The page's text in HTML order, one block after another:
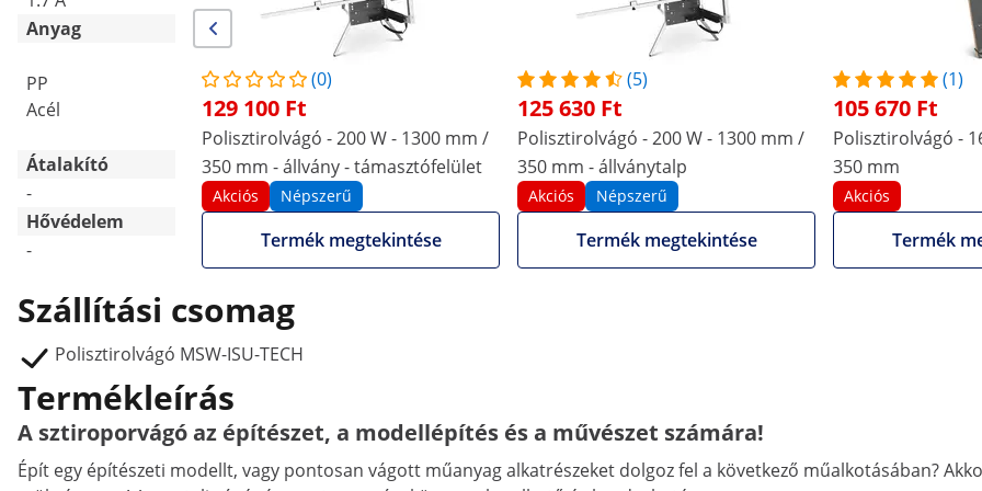
Anyag
PP
Acél
Alumínium
Strukturált karton
(bevonattal)
Nikkel-réz-króm-ötvözet
Nikkel
Strukturált karton
(bevonattal)
Strukturált karton
(bevonattal)
Nikkel-réz-króm-ötvözet
Átalakító
-
36 V / 200 W 36 V / 200 W 36 V / 160 W
Hővédelem
-
Igen Igen
Szállítási csomag
Polisztirolvágó MSW-ISU-TECH
(0)
129 100 Ft
Polisztirolvágó - 200 W - 1300 mm /
350 mm - állvány - támasztófelület
Akciós Népszerű
Termék megtekintése
(5)
125 630 Ft
Polisztirolvágó - 200 W - 1300 mm /
350 mm - állványtalp
Akciós Népszerű
Termék megtekintése
(1)
105 670 Ft
Polisztirolvágó -
350 mm
Akciós
Termék
Termékleírás
A sztiroporvágó az építészet, a modellépítés és a művészet számára!
Épít egy építészeti modellt, vagy pontosan vágott műanyag alkatrészeket dolgoz fel a következő műalkotásában?